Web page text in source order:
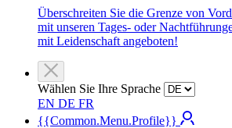
Überschreiten Sie die Grenze von
mit unseren Tages- oder
mit Leidenschaft angeboten!
Wählen Sie Ihre Sprache
EN DE FR
{{Common.Menu.Profile}}